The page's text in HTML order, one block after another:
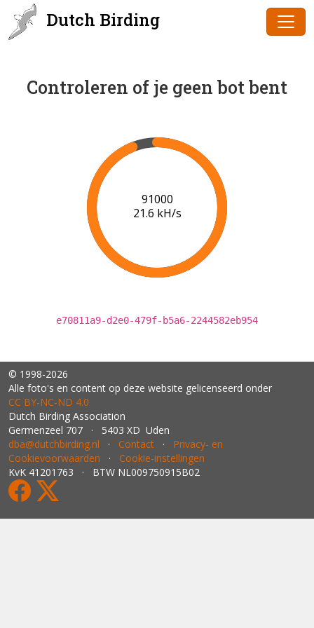
Dutch Birding
Controleren of je geen bot bent
91000
21.6 kH/s
e70811a9-d2e0-479f-b5a6-2244582eb954
© 1998-2026
Alle foto's en content op deze website gelicenseerd onder
CC BY‑NC‑ND 4.0
Dutch Birding Association
Germenzeel 707 · 5403 XD Uden
dba@dutchbirding.nl · Contact · Privacy- en
Cookievoorwaarden · Cookie-instellingen
KvK 41201763 · BTW NL009750915B02